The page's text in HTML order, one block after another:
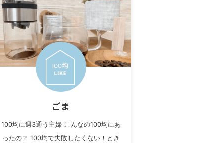
ごま
100均に週3通う主婦 こんなの100均にあ
ったの？ 100均で失敗したくない！とき